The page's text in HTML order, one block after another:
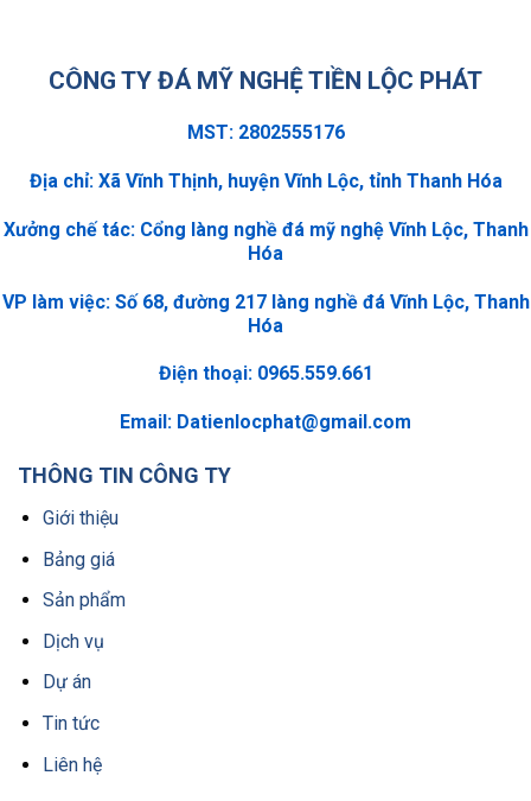
CÔNG TY ĐÁ MỸ NGHỆ TIỀN LỘC PHÁT
MST: 2802555176
Địa chỉ: Xã Vĩnh Thịnh, huyện Vĩnh Lộc, tỉnh Thanh Hóa
Xưởng chế tác: Cổng làng nghề đá mỹ nghệ Vĩnh Lộc, Thanh
Hóa
VP làm việc: Số 68, đường 217 làng nghề đá Vĩnh Lộc, Thanh
Hóa
Điện thoại: 0965.559.661
Email: Datienlocphat@gmail.com
THÔNG TIN CÔNG TY
Giới thiệu
Bảng giá
Sản phẩm
Dịch vụ
Dự án
Tin tức
Liên hệ